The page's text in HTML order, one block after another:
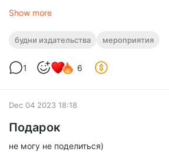
Show more
будни издательства мероприятия
1 6
Dec 04 2023 18:18
Подарок
не могу не поделиться)